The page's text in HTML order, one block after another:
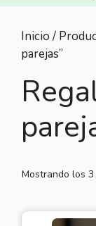
Inicio /
parejas”
Mostrando los